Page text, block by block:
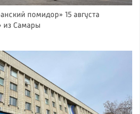
помидор» 15 августа
из Самары